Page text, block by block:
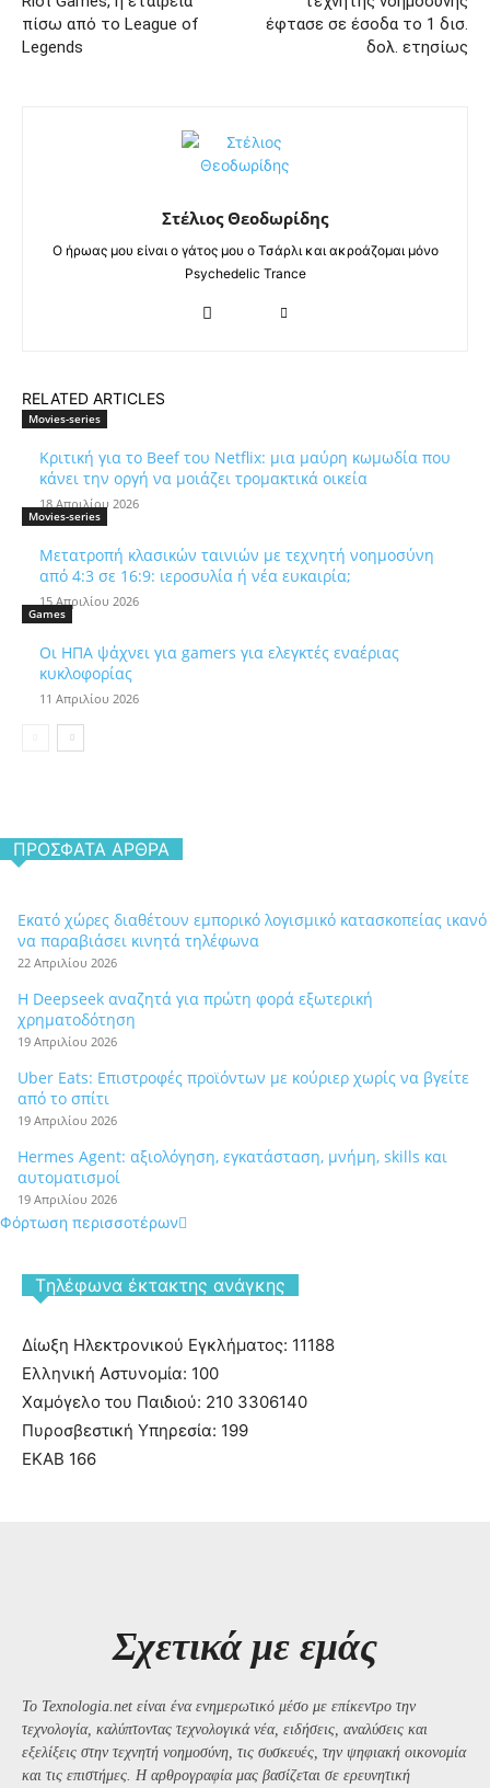
πίσω από το League of
Legends
έφτασε σε έσοδα το 1 δισ.
δολ. ετησίως
Στέλιος Θεοδωρίδης
Ο ήρωας μου είναι ο γάτος μου ο Τσάρλι και ακροάζομαι μόνο
Psychedelic Trance
RELATED ARTICLES
Movies-series
Κριτική για το Beef του Netflix: μια μαύρη κωμωδία που
κάνει την οργή να μοιάζει τρομακτικά οικεία
18 Απριλίου 2026
Movies-series
Μετατροπή κλασικών ταινιών με τεχνητή νοημοσύνη
από 4:3 σε 16:9: ιεροσυλία ή νέα ευκαιρία;
15 Απριλίου 2026
Games
Οι ΗΠΑ ψάχνει για gamers για ελεγκτές εναέριας
κυκλοφορίας
11 Απριλίου 2026
ΠΡΌΣΦΑΤΑ ΆΡΘΡΑ
Εκατό χώρες διαθέτουν εμπορικό λογισμικό κατασκοπείας ικανό
να παραβιάσει κινητά τηλέφωνα
22 Απριλίου 2026
Η Deepseek αναζητά για πρώτη φορά εξωτερική
χρηματοδότηση
19 Απριλίου 2026
Uber Eats: Επιστροφές προϊόντων με κούριερ χωρίς να βγείτε
από το σπίτι
19 Απριλίου 2026
Hermes Agent: αξιολόγηση, εγκατάσταση, μνήμη, skills και
αυτοματισμοί
19 Απριλίου 2026
Φόρτωση περισσοτέρων
Tηλέφωνα έκτακτης ανάγκης
Δίωξη Ηλεκτρονικού Εγκλήματος: 11188
Ελληνική Αστυνομία: 100
Χαμόγελο του Παιδιού: 210 3306140
Πυροσβεστική Υπηρεσία: 199
ΕΚΑΒ 166
Σχετικά με εμάς
Το Texnologia.net είναι ένα ενημερωτικό μέσο με επίκεντρο την
τεχνολογία, καλύπτοντας τεχνολογικά νέα, ειδήσεις, αναλύσεις και
εξελίξεις στην τεχνητή νοημοσύνη, τις συσκευές, την ψηφιακή οικονομία
και τις επιστήμες. Η αρθρογραφία μας βασίζεται σε ερευνητική